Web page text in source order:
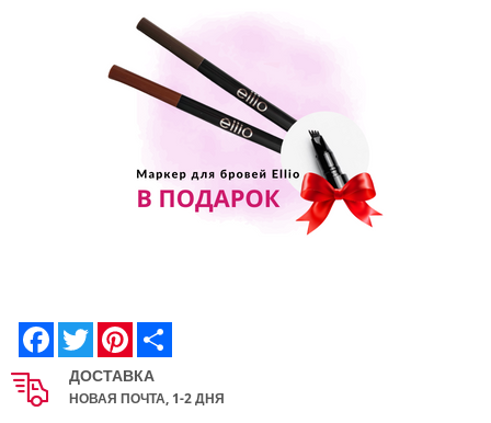
Facebook
Twitter Pinterest
ДОСТАВКА
НОВАЯ ПОЧТА, 1-2 ДНЯ